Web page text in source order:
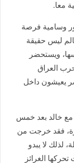
معا.
وسامية فرصة
ليس حقيقة
ويستحضر
العراق
يعيشون داخل
مع خالد بعد خمس
فقد خرجت من
لذلك لا يبدو
الغرائز